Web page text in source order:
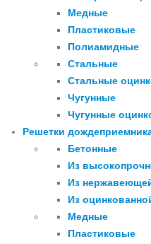
Медные
Пластиковые
Полиамидные
Стальные
Стальные
Чугунные
Чугунные
Решетки
Бетонные
Из
Из
Из
Медные
Пластиковые